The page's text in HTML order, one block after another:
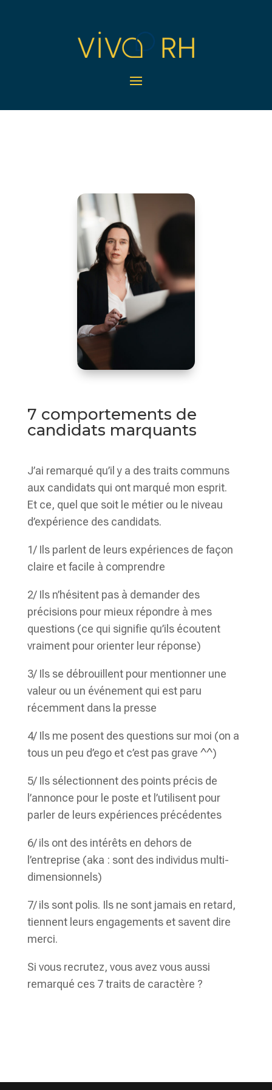
7 comportements de
candidats marquants
J’ai remarqué qu’il y a des traits communs
aux candidats qui ont marqué mon esprit.
Et ce, quel que soit le métier ou le niveau
d’expérience des candidats.
1/ Ils parlent de leurs expériences de façon
claire et facile à comprendre
2/ Ils n’hésitent pas à demander des
précisions pour mieux répondre à mes
questions (ce qui signifie qu’ils écoutent
vraiment pour orienter leur réponse)
3/ Ils se débrouillent pour mentionner une
valeur ou un événement qui est paru
récemment dans la presse
4/ Ils me posent des questions sur moi (on a
tous un peu d’ego et c’est pas grave ^^)
5/ Ils sélectionnent des points précis de
l’annonce pour le poste et l’utilisent pour
parler de leurs expériences précédentes
6/ ils ont des intérêts en dehors de
l’entreprise (aka : sont des individus multi-
dimensionnels)
7/ ils sont polis. Ils ne sont jamais en retard,
tiennent leurs engagements et savent dire
merci.
Si vous recrutez, vous avez vous aussi
remarqué ces 7 traits de caractère ?